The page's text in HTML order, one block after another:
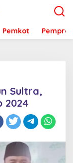
Pemkot Pemprov
Sultra,
2024